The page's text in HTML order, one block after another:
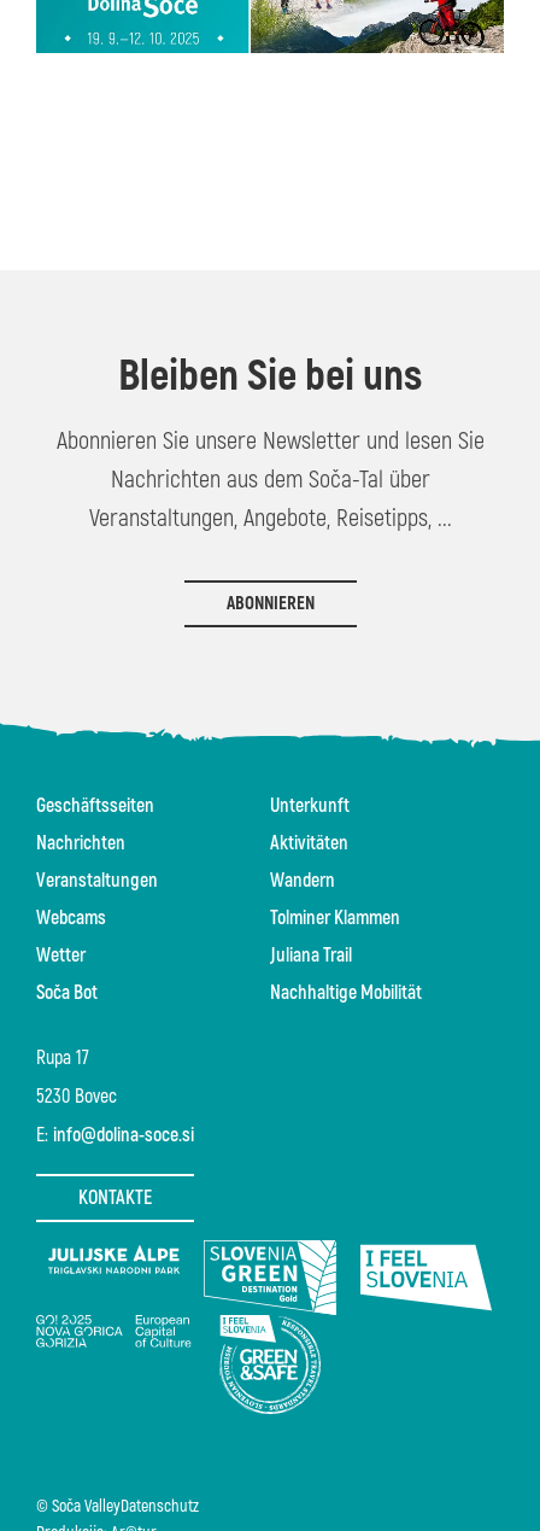
Bleiben Sie bei uns
Abonnieren Sie unsere Newsletter und lesen Sie
Nachrichten aus dem Soča-Tal über
Veranstaltungen, Angebote, Reisetipps, ...
ABONNIEREN
Rupa 17
5230 Bovec
E: info@dolina-soce.si
KONTAKTE
Geschäftsseiten
Nachrichten
Veranstaltungen
Webcams
Wetter
Soča Bot
Unterkunft
Aktivitäten
Wandern
Tolminer Klammen
Juliana Trail
Nachhaltige Mobilität
© Soča ValleyDatenschutz